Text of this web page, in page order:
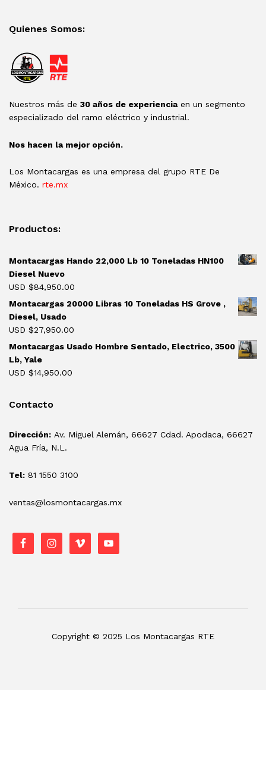
Quienes Somos:
Nuestros más de 30 años de experienciaen un segmento
especializado del ramo eléctrico y industrial.
Nos hacen la mejor opción.
Los Montacargas es una empresa del grupo RTE De
México. rte.mx
Productos:
Montacargas Hando 22,000 Lb 10 Toneladas HN100
Diesel Nuevo
USD $84,950.00
Montacargas 20000 Libras 10 Toneladas HS Grove ,
Diesel, Usado
USD $27,950.00
Montacargas Usado Hombre Sentado, Electrico, 3500
Lb, Yale
USD $14,950.00
Contacto
Dirección: Av. Miguel Alemán, 66627 Cdad. Apodaca, 66627
Agua Fría, N.L.
Tel: 81 1550 3100
ventas@losmontacargas.mx
Copyright © 2025 Los Montacargas RTE